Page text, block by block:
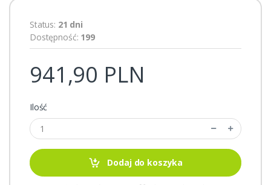
Status: 21 dni
Dostępność: 199
941,90 PLN
Ilość
Dodaj do koszyka